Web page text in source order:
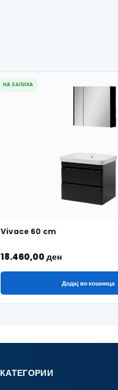
НА ЗАЛИХА
Vivace 60 cm
18.460,00 ден
Додај во кошница
КАТЕГОРИИ